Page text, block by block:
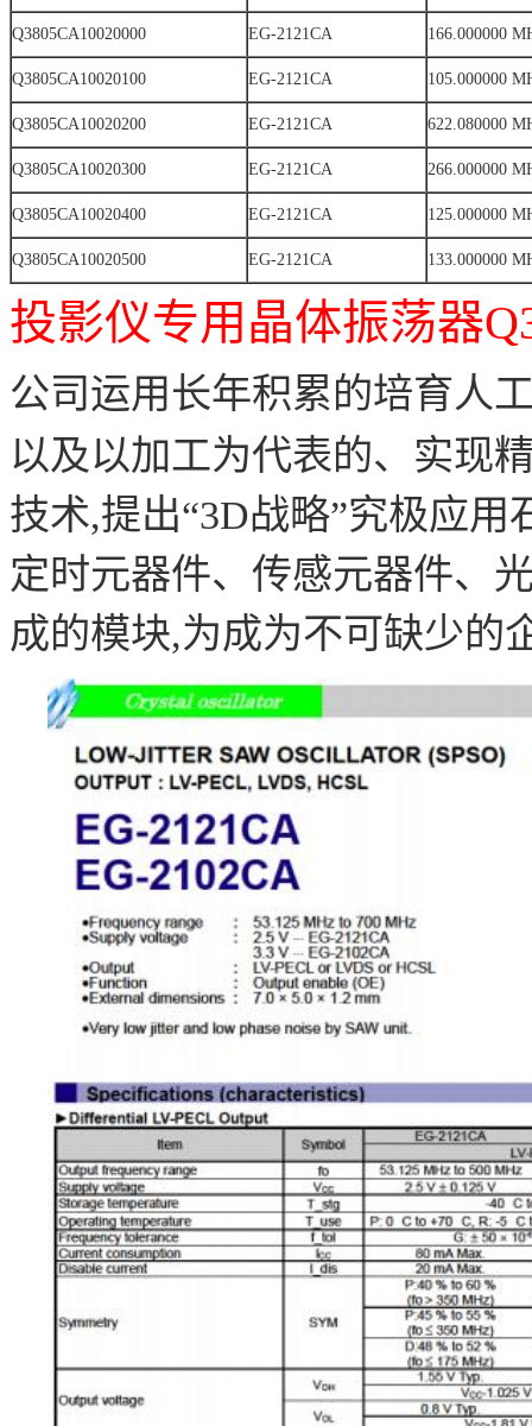
Q3805CA10020000 EG-2121CA 166.000000
Q3805CA10020100 EG-2121CA 105.000000
Q3805CA10020200 EG-2121CA 622.080000
Q3805CA10020300 EG-2121CA 266.000000
Q3805CA10020400 EG-2121CA 125.000000
Q3805CA10020500 EG-2121CA 133.000000
投影仪专用晶体振荡器
公司运用长年积累的培育人
以及以加工为代表的、实现
技术,提出“3D战略”究极应
定时元器件、传感元器件、
成的模块,为成为不可缺少的